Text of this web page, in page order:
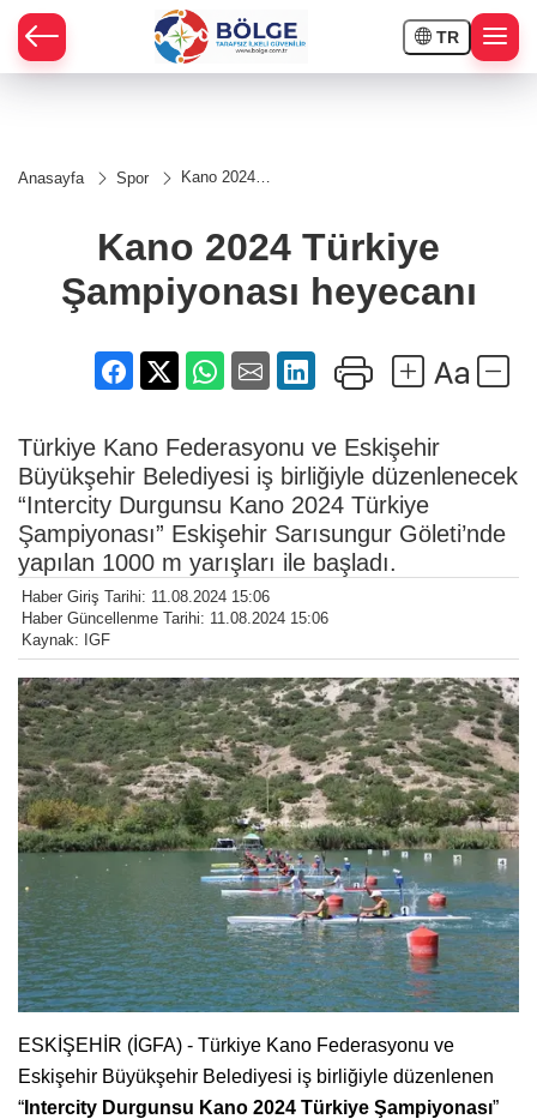
TR
Anasayfa Spor
Kano 2024
heyecanı
Kano 2024 Türkiye
Şampiyonası heyecanı
Türkiye Kano Federasyonu ve Eskişehir
Büyükşehir Belediyesi iş birliğiyle düzenlenecek
“Intercity Durgunsu Kano 2024 Türkiye
Şampiyonası” Eskişehir Sarısungur Göleti’nde
yapılan 1000 m yarışları ile başladı.
Haber Giriş Tarihi: 11.08.2024 15:06
Haber Güncellenme Tarihi: 11.08.2024 15:06
Kaynak: IGF
ESKİŞEHİR (İGFA) - Türkiye Kano Federasyonu ve
Eskişehir Büyükşehir Belediyesi iş birliğiyle düzenlenen
“ Intercity Durgunsu Kano 2024 Türkiye Şampiyonası”